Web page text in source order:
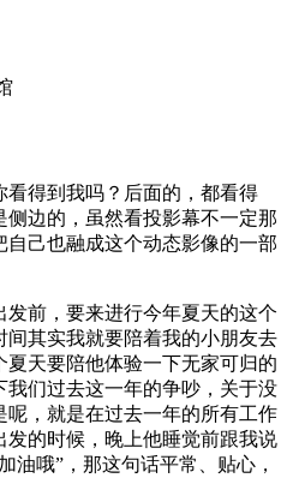
得到我吗？后面的，都看得
边的，虽然看投影幕不一定那
己也融成这个动态影像的一部
前，要来进行今年夏天的这个
其实我就要陪着我的小朋友去
天要陪他体验一下无家可归的
们过去这一年的争吵，关于没
，就是在过去一年的所有工作
的时候，晚上他睡觉前跟我说
油哦”，那这句话平常、贴心，